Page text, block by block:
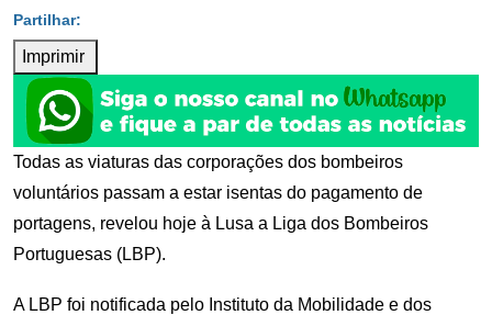
Imprimir
Todas as viaturas das corporações dos bombeiros
voluntários passam a estar isentas do pagamento de
portagens, revelou hoje à Lusa a Liga dos Bombeiros
Portuguesas (LBP).
A LBP foi notificada pelo Instituto da Mobilidade e dos